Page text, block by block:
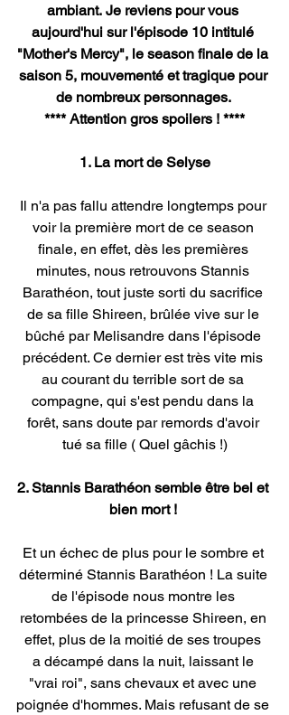
ambiant. Je reviens pour vous
aujourd'hui sur l'épisode 10 intitulé
"Mother's Mercy", le season finale de la
saison 5, mouvementé et tragique pour
de nombreux personnages.
**** Attention gros spoilers ! ****
1. La mort de Selyse
Il n'a pas fallu attendre longtemps pour
voir la première mort de ce season
finale, en effet, dès les premières
minutes, nous retrouvons Stannis
Barathéon, tout juste sorti du sacrifice
de sa fille Shireen, brûlée vive sur le
bûché par Melisandre dans l'épisode
précédent. Ce dernier est très vite mis
au courant du terrible sort de sa
compagne, qui s'est pendu dans la
forêt, sans doute par remords d'avoir
tué sa fille ( Quel gâchis !)
2. Stannis Barathéon semble être bel et
bien mort !
Et un échec de plus pour le sombre et
déterminé Stannis Barathéon ! La suite
de l'épisode nous montre les
retombées de la princesse Shireen, en
effet, plus de la moitié de ses troupes
a décampé dans la nuit, laissant le
"vrai roi", sans chevaux et avec une
poignée d'hommes. Mais refusant de se